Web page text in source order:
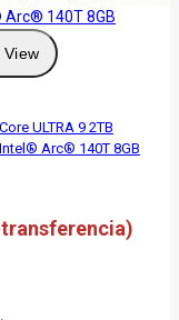
View
ULTRA 9 2TB
Arc® 140T 8GB